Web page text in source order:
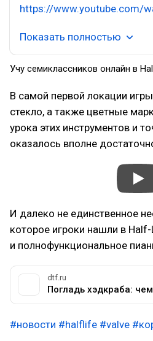
https://www.youtube.com/
Показать полностью
Учу семиклассников онлайн в
В самой первой локации
стекло, а также цветные
урока этих инструментов и
оказалось вполне
И далеко не единственное
которое игроки нашли в
и полнофункциональное
dtf.ru
#новости #halflife #valve